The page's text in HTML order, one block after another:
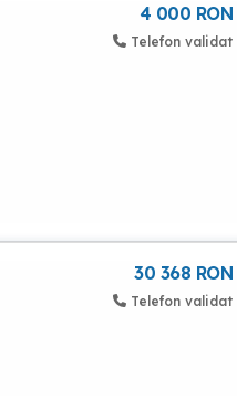
4 000 RON
Telefon validat
30 368 RON
Telefon validat